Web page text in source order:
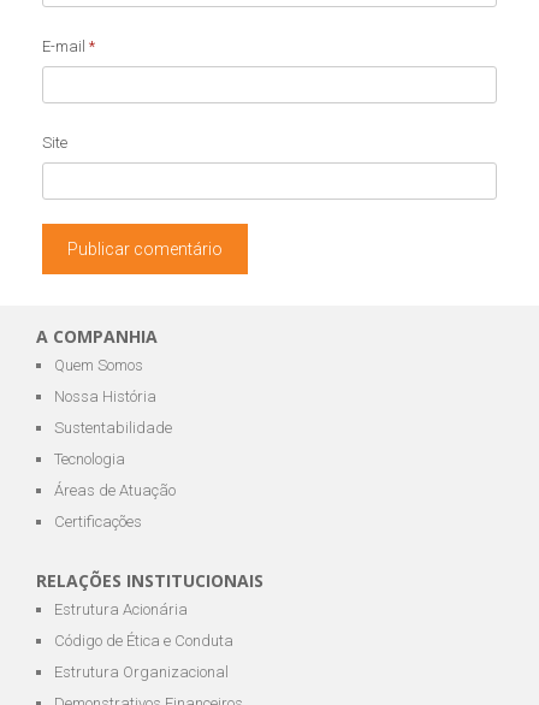
E-mail *
Site
A COMPANHIA
Quem Somos
Nossa História
Sustentabilidade
Tecnologia
Áreas de Atuação
Certificações
RELAÇÕES INSTITUCIONAIS
Estrutura Acionária
Código de Ética e Conduta
Estrutura Organizacional